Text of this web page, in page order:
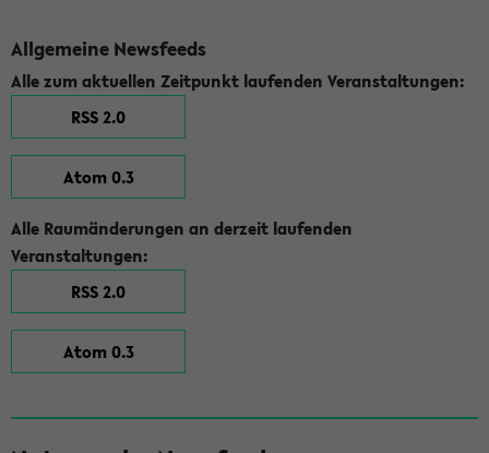
Allgemeine Newsfeeds
Alle zum aktuellen Zeitpunkt laufenden Veranstaltungen:
RSS 2.0
Atom 0.3
Alle Raumänderungen an derzeit laufenden
Veranstaltungen:
RSS 2.0
Atom 0.3